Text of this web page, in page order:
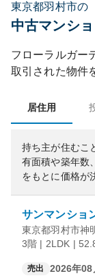
東京都羽村市の
中古マンシ
フローラルガー
取引された物件
居住用
持ち主が住むこ
有面積や築年数
をもとに価格が
サンマンショ
東京都羽村市神
3階 | 2LDK |
売出 2026年08